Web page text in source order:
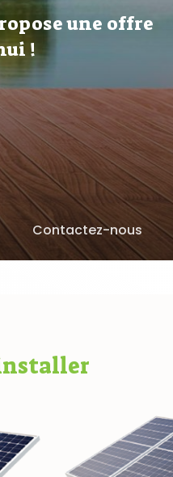
une offre
!
Contactez-nous